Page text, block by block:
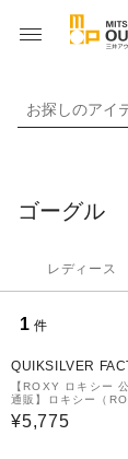
お探しのアイ
ゴーグル
レディース
1 件
QUIKSILVER
RY OUTLET
【ROXY ロキシー
通販】ロキシー（
Y）【OUTLET】(2
歳児対象） Roxy キ
¥5,775